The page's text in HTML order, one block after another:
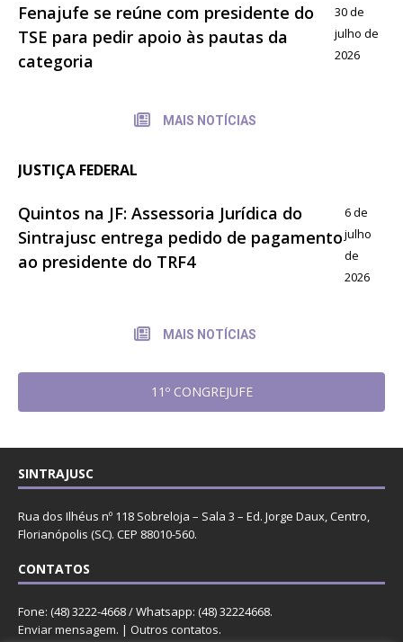
Fenajufe se reúne com presidente do
TSE para pedir apoio às pautas da
categoria
30 de
julho de
2026
MAIS NOTÍCIAS
JUSTIÇA FEDERAL
Quintos na JF: Assessoria Jurídica do
Sintrajusc entrega pedido de pagamento
ao presidente do TRF4
6 de
julho
de
2026
MAIS NOTÍCIAS
11º CONGREJUFE
SINTRAJUSC
Rua dos Ilhéus nº 118 Sobreloja – Sala 3 – Ed. Jorge Daux, Centro,
Florianópolis (SC). CEP 88010-560.
CONTATOS
Fone: (48) 3222-4668 / Whatsapp: (48) 32224668.
Enviar mensagem. | Outros contatos.